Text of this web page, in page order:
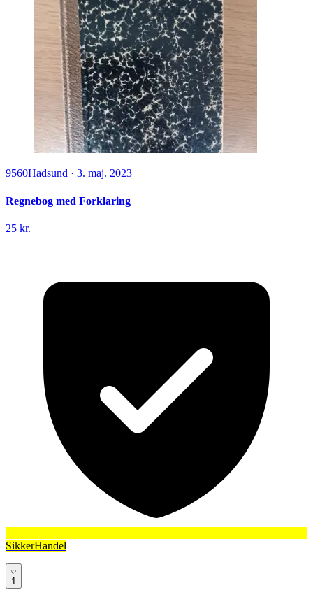
9560Hadsund · 3. maj. 2023
Regnebog med Forklaring
25 kr.
SikkerHandel
1